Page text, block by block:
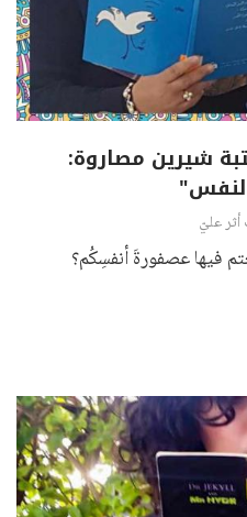
شيرين مصاروة:
أثر عليّ
فيها عصفورةَ أنفسِكُم؟